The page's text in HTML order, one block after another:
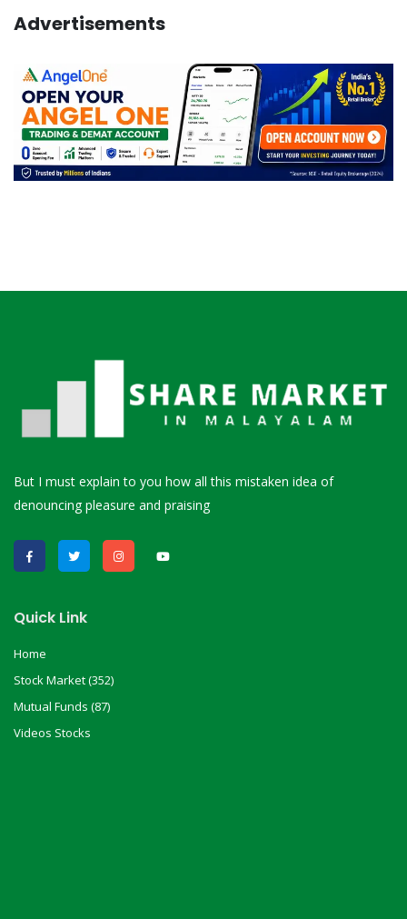
Advertisements
But I must explain to you how all this mistaken idea of
denouncing pleasure and praising
Quick Link
Home
Stock Market (352)
Mutual Funds (87)
Videos Stocks